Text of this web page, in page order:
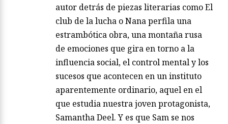
autor detrás de piezas literarias como El
club de la lucha o Nana perfila una
estrambótica obra, una montaña rusa
de emociones que gira en torno a la
influencia social, el control mental y los
sucesos que acontecen en un instituto
aparentemente ordinario, aquel en el
que estudia nuestra joven protagonista,
Samantha Deel. Y es que Sam se nos